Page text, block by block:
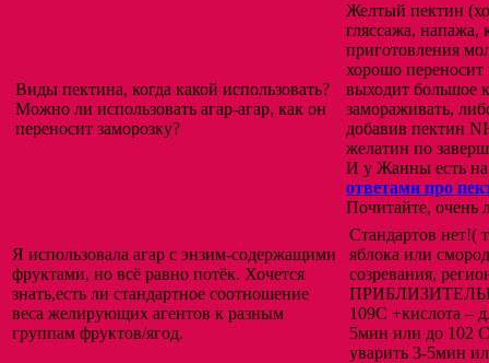
Виды пектина, когда какой использовать?
Можно ли использовать агар-агар, как он
переносит заморозку?
Желтый пектин
гляссажа,
приготовления
хорошо
выходит большое
замораживать,
добавив пектин
желатин по
И у Жанны есть на
ответами про
Почитайте, очень
Я использовала агар с энзим-содержащими
фруктами, но всё равно потёк. Хочется
знать,есть ли стандартное соотношение
веса желирующих агентов к разным
группам фруктов/ягод.
Стандартов нет!(
яблока или
созревания,
109С +кислота –
5мин или до 102 С
уварить 3-5мин